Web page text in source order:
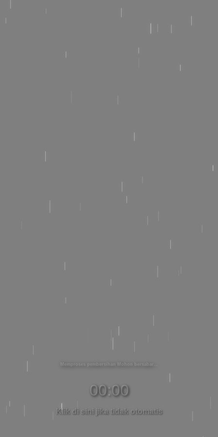
Memproses pembersihan Mohon bersabar
00:00
Klik di sini jika tidak otomatis